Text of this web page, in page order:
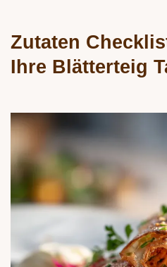
Zutaten
Ihre Blätterteig